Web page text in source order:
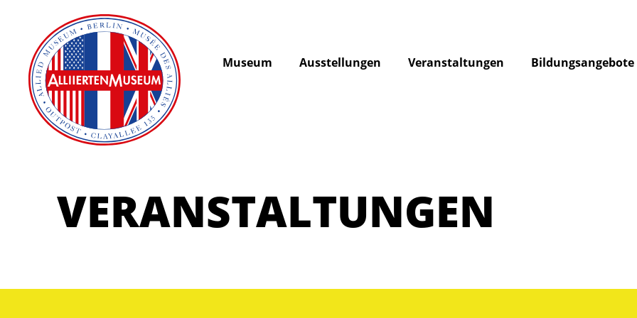
Museum Ausstellungen Veranstaltungen Bildungsangebote
VERANSTALTUNGEN